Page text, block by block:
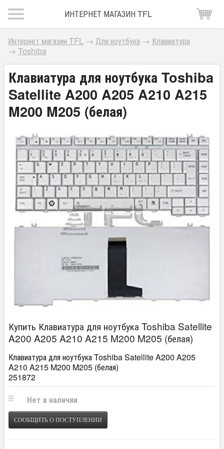
ИНТЕРНЕТ МАГАЗИН TFL
Интернет магазин TFL → Для ноутбука → Клавиатура
→ Toshiba
Клавиатура для ноутбука Toshiba
Satellite A200 A205 A210 A215
M200 M205 (белая)
Купить Клавиатура для ноутбука Toshiba Satellite
A200 A205 A210 A215 M200 M205 (белая)
Клавиатура для ноутбука Toshiba Satellite A200 A205
A210 A215 M200 M205 (белая)
251872
Нет в наличии
СООБЩИТЬ О ПОСТУПЛЕНИИ